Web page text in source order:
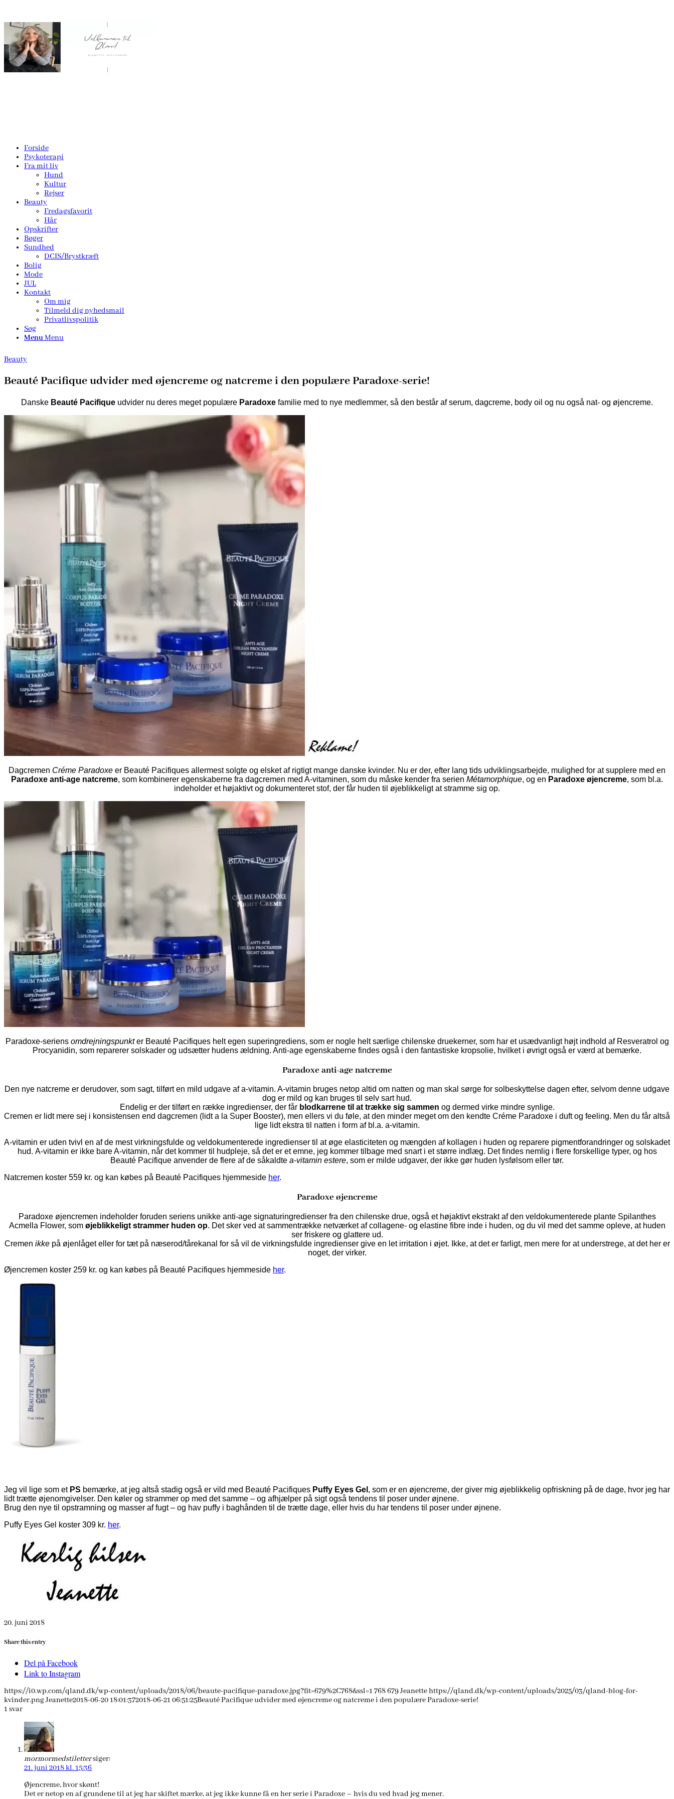
Forside
Psykoterapi
Fra mit liv
Hund
Kultur
Rejser
Beauty
Fredagsfavorit
Hår
Opskrifter
Bøger
Sundhed
DCIS/Brystkræft
Bolig
Mode
JUL
Kontakt
Om mig
Tilmeld dig nyhedsmail
Privatlivspolitik
Søg
MenuMenu
Beauty
Beauté Pacifique udvider med øjencreme og natcreme i den populære Paradoxe-serie!
Danske Beauté Pacifique udvider nu deres meget populære Paradoxe familie med to nye medlemmer, så den består af serum, dagcreme, body oil og nu også nat- og øjencreme.
Dagcremen Créme Paradoxe er Beauté Pacifiques allermest solgte og elsket af rigtigt mange danske kvinder. Nu er der, efter lang tids udviklingsarbejde, mulighed for at supplere med en
Paradoxe anti-age natcreme, som kombinerer egenskaberne fra dagcremen med A-vitaminen, som du måske kender fra serien Métamorphique, og en Paradoxe øjencreme, som bl.a.
indeholder et højaktivt og dokumenteret stof, der får huden til øjeblikkeligt at stramme sig op.
Paradoxe-seriens omdrejningspunkter Beauté Pacifiques helt egen superingrediens, som er nogle helt særlige chilenske druekerner, som har et usædvanligt højt indhold af Resveratrol og
Procyanidin, som reparerer solskader og udsætter hudens ældning. Anti-age egenskaberne findes også i den fantastiske kropsolie, hvilket i øvrigt også er værd at bemærke.
Paradoxe anti-age natcreme
Den nye natcreme er derudover, som sagt, tilført en mild udgave af a-vitamin. A-vitamin bruges netop altid om natten og man skal sørge for solbeskyttelse dagen efter, selvom denne udgave
dog er mild og kan bruges til selv sart hud.
Endelig er der tilført en række ingredienser, der får blodkarrene til at trække sig sammen og dermed virke mindre synlige.
Cremen er lidt mere sej i konsistensen end dagcremen (lidt a la Super Booster), men ellers vi du føle, at den minder meget om den kendte Créme Paradoxe i duft og feeling. Men du får altså
lige lidt ekstra til natten i form af bl.a. a-vitamin.
A-vitamin er uden tvivl en af de mest virkningsfulde og veldokumenterede ingredienser til at øge elasticiteten og mængden af kollagen i huden og reparere pigmentforandringer og solskadet
hud. A-vitamin er ikke bare A-vitamin, når det kommer til hudpleje, så det er et emne, jeg kommer tilbage med snart i et større indlæg. Det findes nemlig i flere forskellige typer, og hos
Beauté Pacifique anvender de flere af de såkaldte a-vitamin estere, som er milde udgaver, der ikke gør huden lysfølsom eller tør.
Natcremen koster 559 kr. og kan købes på Beauté Pacifiques hjemmeside her.
Paradoxe øjencreme
Paradoxe øjencremen indeholder foruden seriens unikke anti-age signaturingredienser fra den chilenske drue, også et højaktivt ekstrakt af den veldokumenterede plante Spilanthes
Acmella Flower, som øjeblikkeligt strammer huden op. Det sker ved at sammentrække netværket af collagene- og elastine fibre inde i huden, og du vil med det samme opleve, at huden
ser friskere og glattere ud.
Cremen ikkepå øjenlåget eller for tæt på næserod/tårekanal for så vil de virkningsfulde ingredienser give en let irritation i øjet. Ikke, at det er farligt, men mere for at understrege, at det her er
noget, der virker.
Øjencremen koster 259 kr. og kan købes på Beauté Pacifiques hjemmeside her.
Jeg vil lige som et PS bemærke, at jeg altså stadig også er vild med Beauté Pacifiques Puffy Eyes Gel , som er en øjencreme, der giver mig øjeblikkelig opfriskning på de dage, hvor jeg har
lidt trætte øjenomgivelser. Den køler og strammer op med det samme – og afhjælper på sigt også tendens til poser under øjnene.
Brug den nye til opstramning og masser af fugt – og hav puffy i baghånden til de trætte dage, eller hvis du har tendens til poser under øjnene.
Puffy Eyes Gel koster 309 kr. her.
20. juni 2018
Share this entry
Del på Facebook
Link to Instagram
https://i0.wp.com/qland.dk/wp-content/uploads/2018/06/beaute-pacifique-paradoxe.jpg?fit=679%2C768&ssl=1 768679Jeanettehttps://qland.dk/wp-content/uploads/2025/03/qland-blog-for-
kvinder.pngJeanette2018-06-20 18:01:372018-06-21 06:51:25Beauté Pacifique udvider med øjencreme og natcreme i den populære Paradoxe-serie!
1 svar
mormormedstilettersiger:
21. juni 2018 kl. 15:36
Øjencreme, hvor skønt!
Det er netop en af grundene til at jeg har skiftet mærke, at jeg ikke kunne få en her serie i Paradoxe – hvis du ved hvad jeg mener.